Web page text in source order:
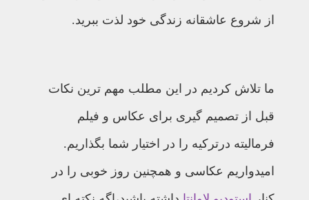
از شروع عاشقانه زندگی خود لذت ببرید.
ما تلاش کردیم در این مطلب مهم ترین نکات
قبل از تصمیم گیری برای عکاس و فیلم
فرمالیته درترکیه را در اختیار شما بگذاریم.
امیدواریم عکاسی و همچنین روز خوبی را در